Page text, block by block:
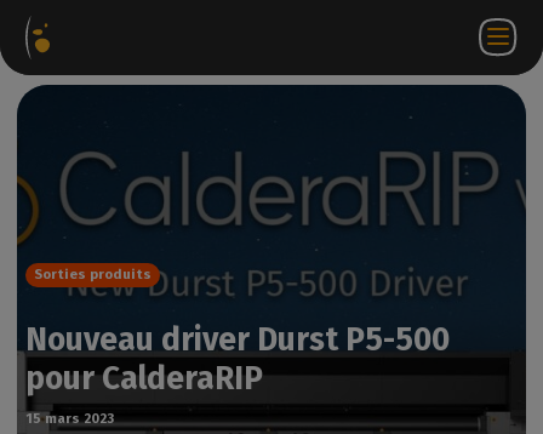
FR
Sorties produits
Nouveau driver Durst P5-500
pour CalderaRIP
15 mars 2023